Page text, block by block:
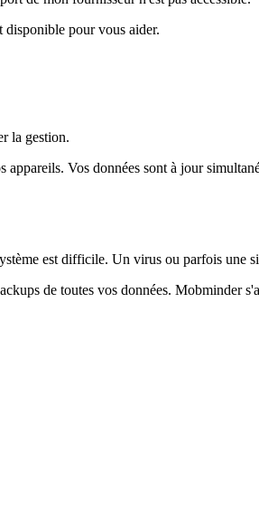
pour vous aider.
la gestion.
Vos données sont à jour
est difficile. Un virus ou parfois une
de toutes vos données. Mobminder